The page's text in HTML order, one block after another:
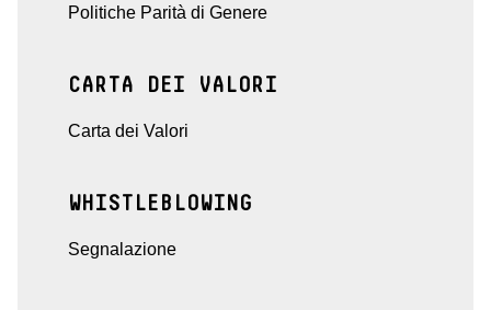
Politiche Parità di Genere
CARTA DEI VALORI
Carta dei Valori
WHISTLEBLOWING
Segnalazione